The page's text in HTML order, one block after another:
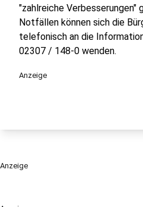
"zahlreiche Verbesserungen"
Notfällen können sich die
telefonisch an die
02307 / 148-0 wenden.
Anzeige
Anzeige